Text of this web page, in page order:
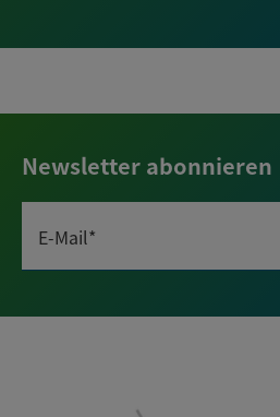
Newsletter abonnieren
E-Mail*